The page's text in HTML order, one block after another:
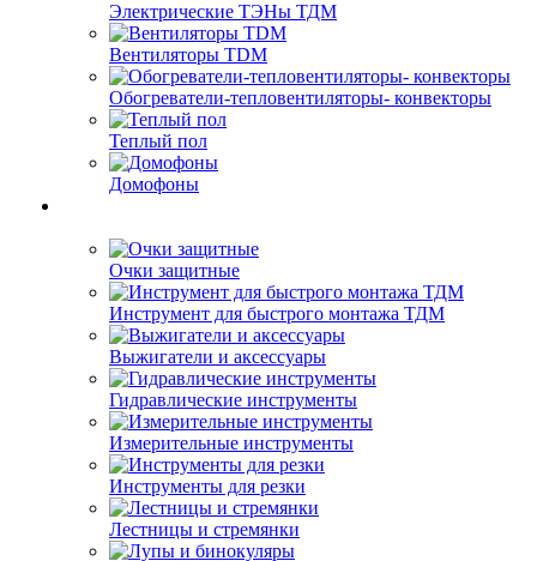
Электрические ТЭНы ТДМ
Вентиляторы TDM
Обогреватели-тепловентиляторы- конвекторы
Теплый пол
Домофоны
Очки защитные
Инструмент для быстрого монтажа ТДМ
Выжигатели и аксессуары
Гидравлические инструменты
Измерительные инструменты
Инструменты для резки
Лестницы и стремянки